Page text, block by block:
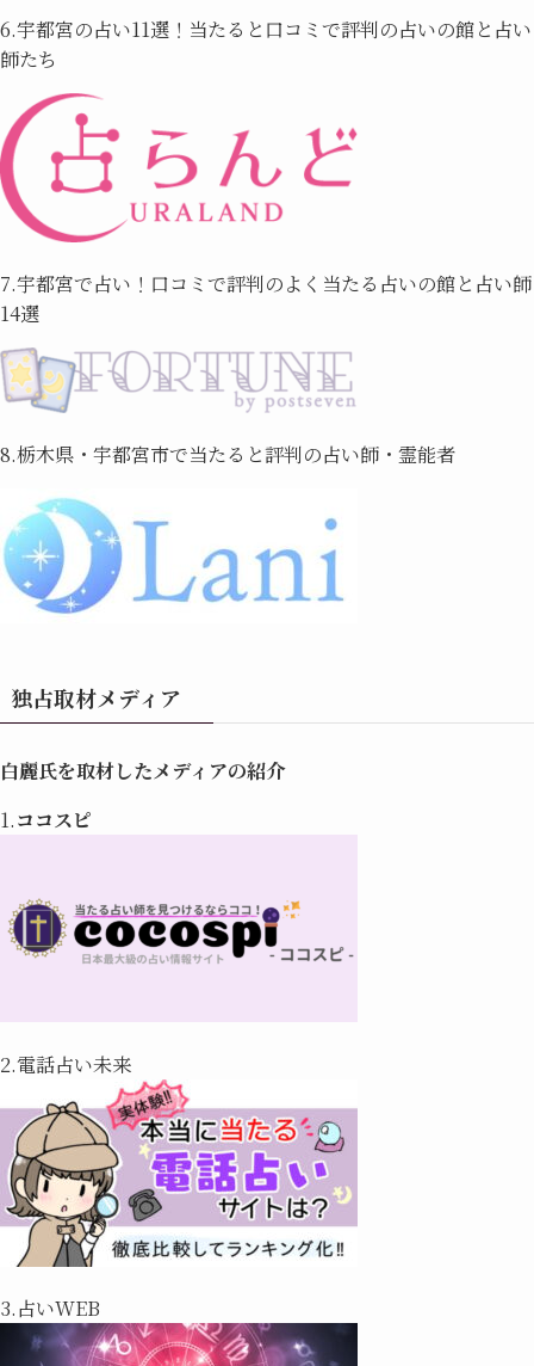
6.宇都宮の占い11選！当たると口コミで評判の占いの館と占い
師たち
7.宇都宮で占い！口コミで評判のよく当たる占いの館と占い師
14選
8.栃木県・宇都宮市で当たると評判の占い師・霊能者
独占取材メディア
白麗氏を取材したメディアの紹介
1.ココスピ
2.電話占い未来
3.占いWEB